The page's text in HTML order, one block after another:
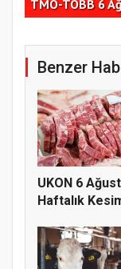
TMO-TOBB 6
Benzer
UKON 6
Haftalık